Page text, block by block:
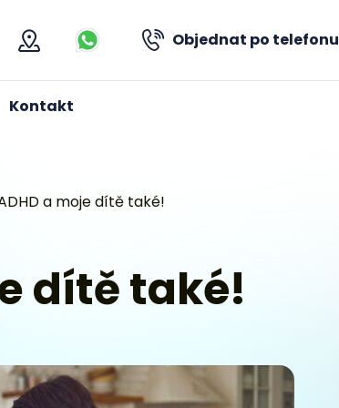
Mapa
Kontaktujte nás přes WhatsApp
Objednat po telefonu
Kontakt
a moje dítě také!
dítě také!